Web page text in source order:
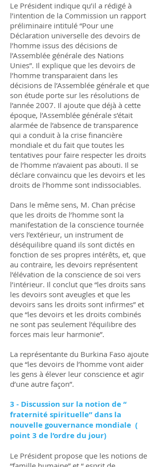
Le Président indique qu’il a rédigé à
l’intention de la Commission un rapport
préliminaire intitulé “Pour une
Déclaration universelle des devoirs de
l’homme issus des décisions de
l’Assemblée générale des Nations
Unies”. Il explique que les devoirs de
l’homme transparaient dans les
décisions de l’Assemblée générale et que
son étude porte sur les résolutions de
l’année 2007. Il ajoute que déjà à cette
époque, l’Assemblée générale s’était
alarmée de l’absence de transparence
qui a conduit à la crise financière
mondiale et du fait que toutes les
tentatives pour faire respecter les droits
de l’homme n’avaient pas abouti. Il se
déclare convaincu que les devoirs et les
droits de l’homme sont indissociables.
Dans le même sens, M. Chan précise
que les droits de l’homme sont la
manifestation de la conscience tournée
vers l’extérieur, un instrument de
déséquilibre quand ils sont dictés en
fonction de ses propres intérêts, et, que
au contraire, les devoirs représentent
l’élévation de la conscience de soi vers
l’intérieur. Il conclut que “les droits sans
les devoirs sont aveugles et que les
devoirs sans les droits sont infirmes” et
que “les devoirs et les droits combinés
ne sont pas seulement l’équilibre des
forces mais leur harmonie”.
La représentante du Burkina Faso ajoute
que “les devoirs de l’homme vont aider
les gens à élever leur conscience et agir
d’une autre façon”.
3 - Discussion sur la notion de “
fraternité spirituelle” dans la
nouvelle gouvernance mondiale (
point 3 de l’ordre du jour)
Le Président propose que les notions de